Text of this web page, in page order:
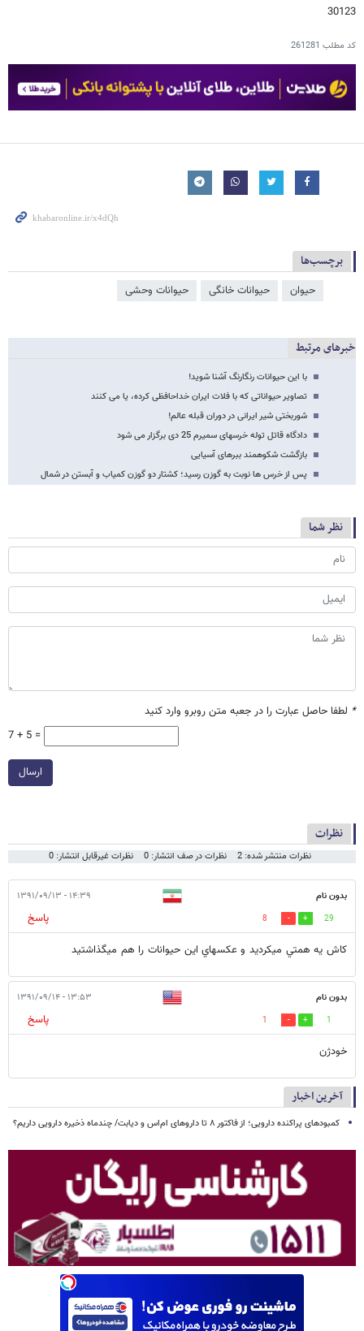
30123
کد مطلب 261281
برچسب‌ها
حیوان حیوانات خانگی حیوانات وحشی
خبرهای مرتبط
با این حیوانات رنگارنگ آشنا شوید!
تصاویر حیواناتی که با فلات ایران خداحافظی کرده، یا می کنند
شوربختی شیر ایرانی در دوران قبله عالم!
دادگاه قاتل توله خرسهای سمیرم 25 دی برگزار می شود
بازگشت شکوهمند ببرهای آسیایی
پس از خرس ها نوبت به گوزن رسید؛ کشتار دو گوزن کمیاب و آبستن در شمال
نظر شما
* لطفا حاصل عبارت را در جعبه متن روبرو وارد کنید
7 + 5 =
ارسال
نظرات
نظرات منتشر شده: 2 نظرات در صف انتشار: 0 نظرات غیرقابل انتشار: 0
بدون نام ۱۴:۳۹ - ۱۳۹۱/۰۹/۱۳
29
8
پاسخ
كاش يه همتي ميكرديد و عكسهاي اين حيوانات را هم ميگذاشتيد
بدون نام ۱۳:۵۳ - ۱۳۹۱/۰۹/۱۴
1
1
پاسخ
خودژن
آخرین اخبار
کمبودهای پراکنده دارویی؛ از فاکتور ۸ تا داروهای ام‌اس و دیابت/ چندماه ذخیره دارویی داریم؟